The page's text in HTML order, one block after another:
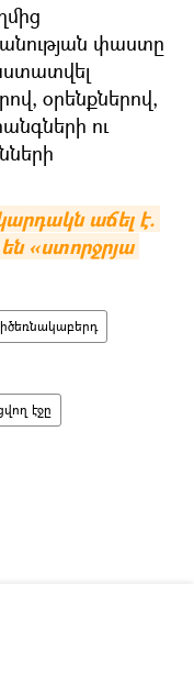
փաստը
օրենքներով,
ու
աճել է.
«ստորջրյա
էջը